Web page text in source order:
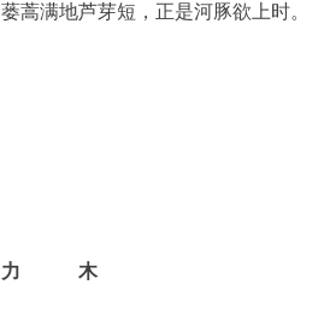
蒌蒿满地芦芽短，正是河豚欲上时。
力 木